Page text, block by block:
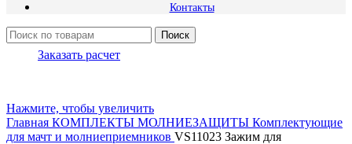
Контакты
Поиск
Заказать расчет
Нажмите, чтобы увеличить
Главная КОМПЛЕКТЫ МОЛНИЕЗАЩИТЫ Комплектующие
для мачт и молниеприемников VS11023 Зажим для